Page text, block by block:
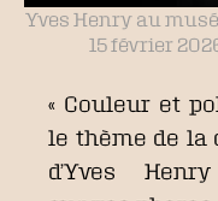
Yves Henry au
15 février
« Couleur et
le thème de la
d’Yves